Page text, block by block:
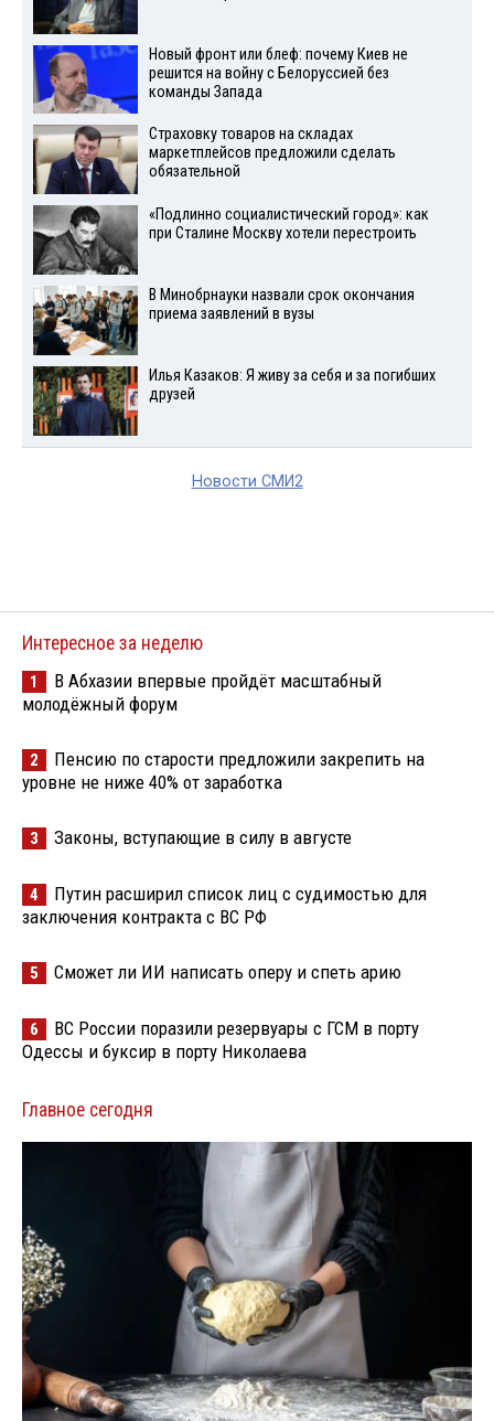
Новый фронт или блеф: почему Киев не
решится на войну с Белоруссией без
команды Запада
Страховку товаров на складах
маркетплейсов предложили сделать
обязательной
«Подлинно социалистический город»: как
при Сталине Москву хотели перестроить
В Минобрнауки назвали срок окончания
приема заявлений в вузы
Илья Казаков: Я живу за себя и за погибших
друзей
Новости СМИ2
Интересное за неделю
1
В Абхазии впервые пройдёт масштабный
молодёжный форум
2
Пенсию по старости предложили закрепить на
уровне не ниже 40% от заработка
3 Законы, вступающие в силу в августе
4
Путин расширил список лиц с судимостью для
заключения контракта с ВС РФ
5 Сможет ли ИИ написать оперу и спеть арию
6
ВС России поразили резервуары с ГСМ в порту
Одессы и буксир в порту Николаева
Главное сегодня